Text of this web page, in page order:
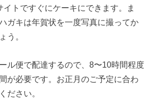
イトですぐにケーキにできます。ま
ガキは年賀状を一度写真に撮ってか
う。
ル便で配達するので、8〜10時間程度
が必要です。お正月のご予定に合わ
ださい。